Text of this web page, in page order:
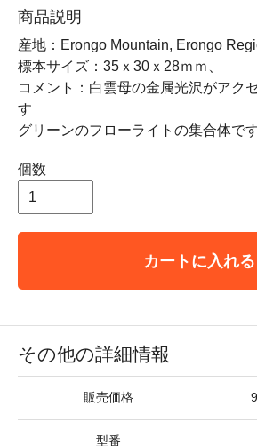
商品説明
産地：Erongo Mountain, Erongo
標本サイズ：35ｘ30ｘ28ｍｍ、
コメント：白雲母の金属光沢がアク
す
グリーンのフローライトの集合体で
個数
カートに入れる
その他の詳細情報
販売価格
型番